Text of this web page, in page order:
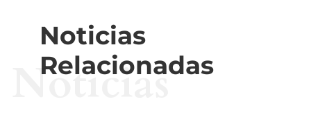
Noticias
Relacionadas
Noticias